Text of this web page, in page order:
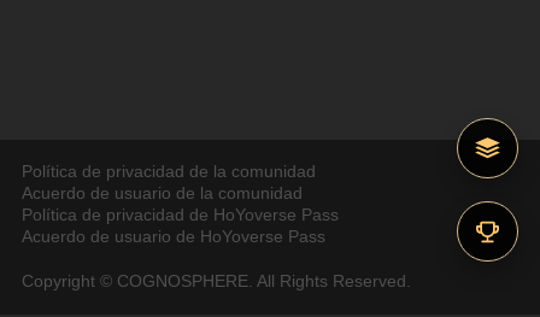
Política de privacidad de la comunidad
Acuerdo de usuario de la comunidad
Política de privacidad de HoYoverse Pass
Acuerdo de usuario de HoYoverse Pass
Copyright © COGNOSPHERE. All Rights Reserved.